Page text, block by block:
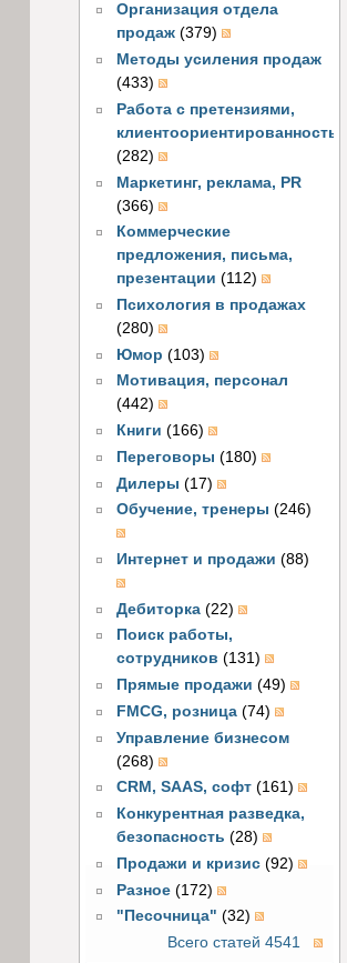
Организация отдела
продаж (379)
Методы усиления продаж
(433)
Работа с претензиями,
клиентоориентированность
(282)
Маркетинг, реклама, PR
(366)
Коммерческие
предложения, письма,
презентации (112)
Психология в продажах
(280)
Юмор (103)
Мотивация, персонал
(442)
Книги (166)
Переговоры (180)
Дилеры (17)
Обучение, тренеры (246)
Интернет и продажи (88)
Дебиторка (22)
Поиск работы,
сотрудников (131)
Прямые продажи (49)
FMCG, розница (74)
Управление бизнесом
(268)
CRM, SAAS, софт (161)
Конкурентная разведка,
безопасность (28)
Продажи и кризис (92)
Разное (172)
"Песочница" (32)
Всего статей 4541